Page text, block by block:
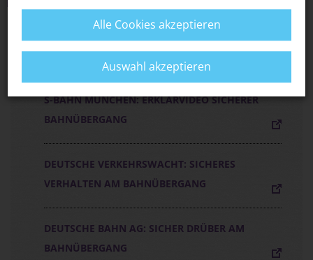
DER KLEINE ICE: ACHTUNG, BAHNÜBERGANG!
DARAUF MUSST DU ACHTEN
S-BAHN MÜNCHEN: ERKLÄRVIDEO SICHERER
BAHNÜBERGANG
DEUTSCHE VERKEHRSWACHT: SICHERES
VERHALTEN AM BAHNÜBERGANG
DEUTSCHE BAHN AG: SICHER DRÜBER AM
BAHNÜBERGANG
Alle Cookies akzeptieren
Auswahl akzeptieren